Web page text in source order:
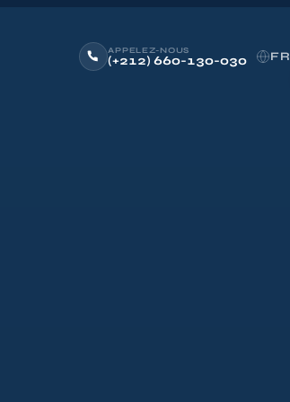
APPELEZ-NOUS
(+212) 660-130-030 FR